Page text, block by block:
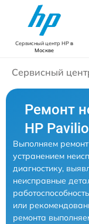
Сервисный центр HPв
Москве
Сервисный
Ремонт
HP
Выполняем
устранением
диагностику,
неисправные
или
ремонта